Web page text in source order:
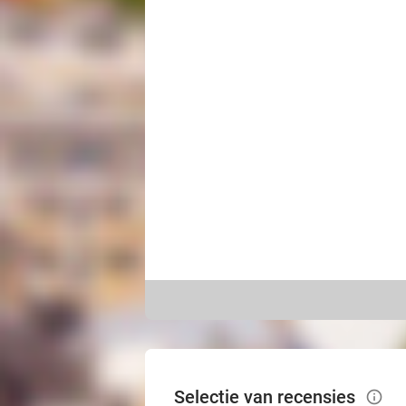
Selectie van recensies info_outlined